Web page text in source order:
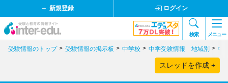
新規登録 ログイン
検索 メニュー
受験情報のトップ 受験情報の掲示板 中学校 中学受験情報 地域別 中
スレッドを作成 +